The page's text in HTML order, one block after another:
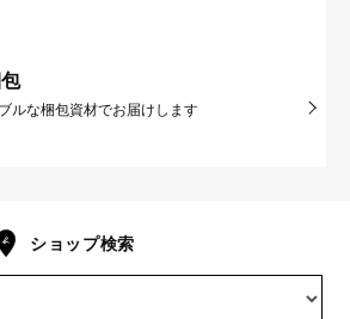
ルな梱包資材でお届けします
ショップ検索